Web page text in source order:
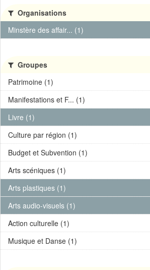
Organisations
Minstère des affair... (1)
Groupes
Patrimoine (1)
Manifestations et F... (1)
Livre (1)
Culture par région (1)
Budget et Subvention (1)
Arts scéniques (1)
Arts plastiques (1)
Arts audio-visuels (1)
Action culturelle (1)
Musique et Danse (1)